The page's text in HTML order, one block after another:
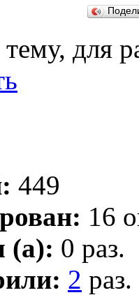
для
449
16
(а): 0 раз.
2 раз.